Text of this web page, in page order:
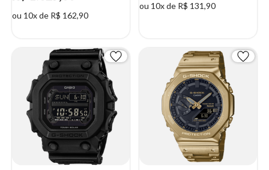
ou 10x de R$ 162,90
ou 10x de R$ 131,90